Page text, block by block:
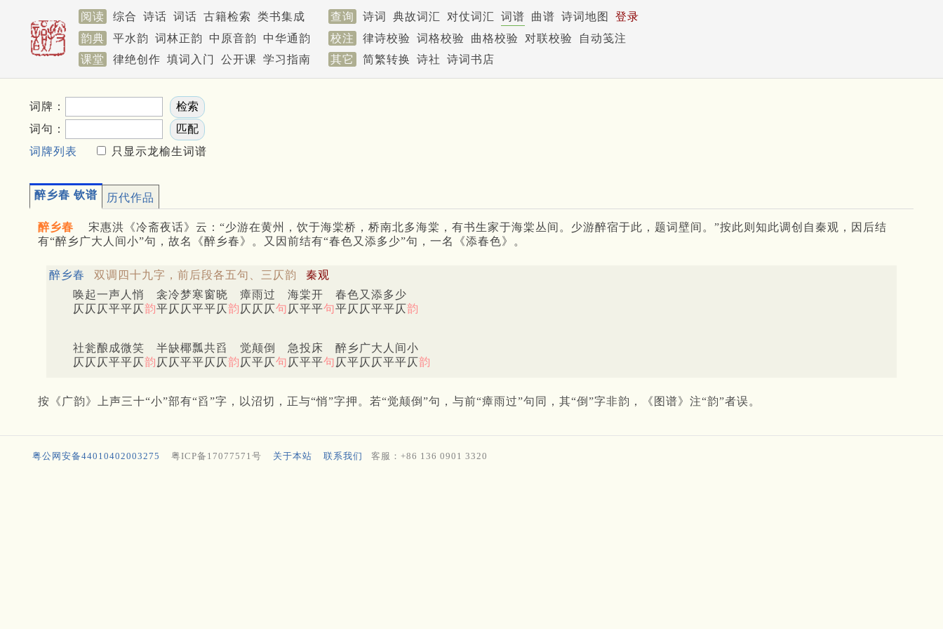
阅读 综合 诗话 词话 古籍检索 类书集成 查询 诗词 典故词汇 对仗词汇 词谱 曲谱 诗词地图
登录
韵典
平水韵 词林正韵 中原音韵 中华通韵 校注 律诗校验 词格校验 曲格校验 对联校验
自动笺注
课堂
律绝创作 填词入门 公开课 学习指南 其它 简繁转换 诗社 诗词书店
词牌：
词句：
词牌列表
只显示龙榆生词谱
醉乡春 钦谱 历代作品
醉乡春
宋惠洪《冷斋夜话》云：“少游在黄州，饮于海棠桥，桥南北多海棠，有书生家于海棠丛间。少游醉宿于此，题词壁间。”按此则知此调创自秦观，因后结
有“醉乡广大人间小”句，故名《醉乡春》。又因前结有“春色又添多少”句，一名《添春色》。
醉乡春 双调四十九字，前后段各五句、三仄韵
秦观
唤起一声人悄 衾冷梦寒窗晓 瘴雨过 海棠开 春色又添多少
仄仄仄平平仄韵平仄仄平平仄韵 仄仄仄句 仄平平句平仄仄平平仄韵
社瓮酿成微笑 半缺椰瓢共舀 觉颠倒 急投床 醉乡广大人间小
仄仄仄平平仄韵 仄仄平平仄仄韵 仄平仄句 仄平平句 仄平仄仄平平仄韵
按《广韵》上声三十“小”部有“舀”字，以沼切，正与“悄”字押。若“觉颠倒”句，与前“瘴雨过”句同，其“倒”字非韵，《图谱》注“韵”者误。
粤公网安备44010402003275 粤ICP备17077571号 关于本站 联系我们 客服：+86 136 0901 3320